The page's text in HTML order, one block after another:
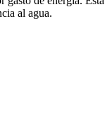
al agua.